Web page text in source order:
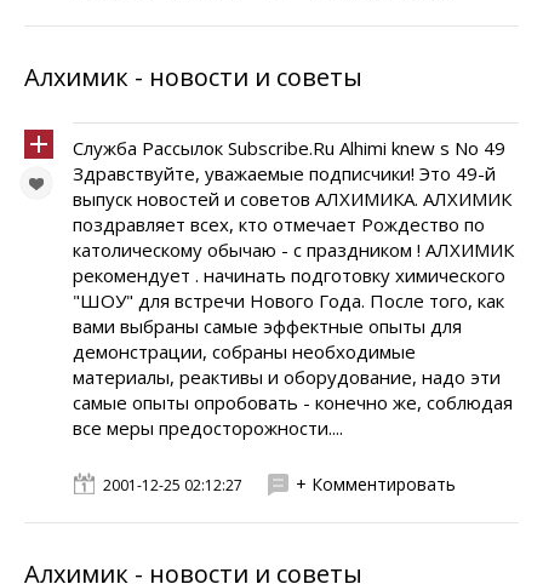
Алхимик - новости и советы
Служба Рассылок Subscribe.Ru Alhimi knew s No 49
Здравствуйте, уважаемые подписчики! Это 49-й
выпуск новостей и советов АЛХИМИКА. АЛХИМИК
поздравляет всех, кто отмечает Рождество по
католическому обычаю - с праздником ! АЛХИМИК
рекомендует . начинать подготовку химического
"ШОУ" для встречи Нового Года. После того, как
вами выбраны самые эффектные опыты для
демонстрации, собраны необходимые
материалы, реактивы и оборудование, надо эти
самые опыты опробовать - конечно же, соблюдая
все меры предосторожности....
2001-12-25 02:12:27 + Комментировать
Алхимик - новости и советы